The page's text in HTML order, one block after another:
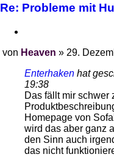
Re: Probleme mit
von Heaven » 29.
Enterhaken hat
19:38
Das fällt mir schwer
Homepage von
wird das aber ganz
den Sinn auch
das nicht